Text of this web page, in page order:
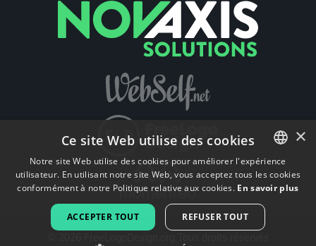
ENGLISH
FRENCH
DUTCH
×
Ce site Web utilise des cookies
Notre site Web utilise des cookies pour améliorer l'expérience
utilisateur. En utilisant notre site Web, vous acceptez tous les cookies
conformément à notre Politique relative aux cookies. En savoir plus
ACCEPTER TOUT REFUSER TOUT